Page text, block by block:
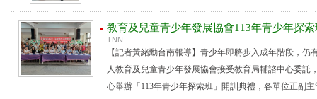
教育及兒童青少年發展協會113年青少年探
TNN
【記者黃緒勳台南報導】青少年即將步入成年階段，仍
人教育及兒童青少年發展協會接受教育局輔諮中心委託
心舉辦「113年青少年探索班」開訓典禮，各單位正副主